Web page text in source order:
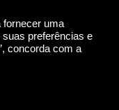
fornecer uma
preferências e
concorda com a